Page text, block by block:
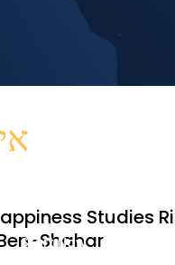
Studies
Shahar
Start Now